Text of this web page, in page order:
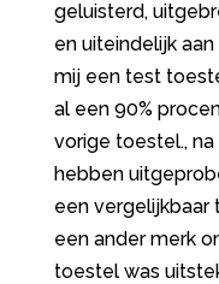
geluisterd,
en uiteindelijk
mij een test
al een 90%
vorige toestel.,
hebben
een
een ander merk
toestel was